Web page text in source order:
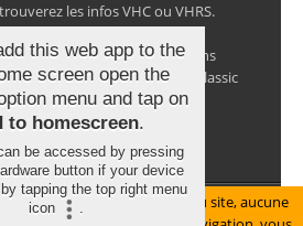
les infos VHC ou VHRS.
des épreuves ainsi que
de la voiture ancienne, sans
avec notre partenaire Classic
le bon fonctionnement du site, aucune
this web app to the
screen open the
menu and tap on
to homescreen.
be accessed by pressing
button if your device
tapping the top right menu
icon
.